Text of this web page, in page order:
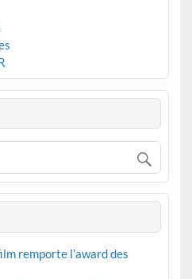
remporte l’award des